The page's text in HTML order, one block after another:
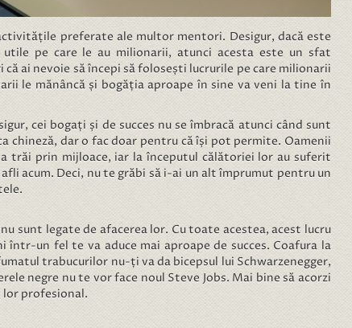
preferate ale multor mentori. Desigur, dacă este
pe care le au milionarii, atunci acesta este un sfat
ai nevoie să începi să folosești lucrurile pe care milionarii
le mănâncă și bogăția aproape în sine va veni la tine în
cei bogați și de succes nu se îmbracă atunci când sunt
chineză, dar o fac doar pentru că își pot permite. Oamenii
prin mijloace, iar la începutul călătoriei lor au suferit
acum. Deci, nu te grăbi să i-ai un alt împrumut pentru un
sunt legate de afacerea lor. Cu toate acestea, acest lucru
un fel te va aduce mai aproape de succes. Coafura la
trabucurilor nu-ți va da bicepsul lui Schwarzenegger,
negre nu te vor face noul Steve Jobs. Mai bine să acorzi
lor profesional.